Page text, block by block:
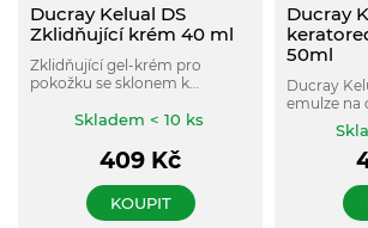
Ducray Kelual DS
Zklidňující krém 40 ml
Zklidňující gel-krém pro
pokožku se sklonem k
Odstraňuje začervenání a
Skladem < 10 ks
409 Kč
KOUPIT
Ducray
50ml
Ducray
emulze na
pokožku
krusty,
kojenců a
fluidní